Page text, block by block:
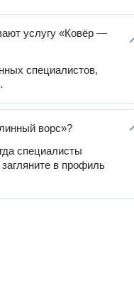
услугу «Ковёр —
специалистов,
ворс»?
специалисты
в профиль